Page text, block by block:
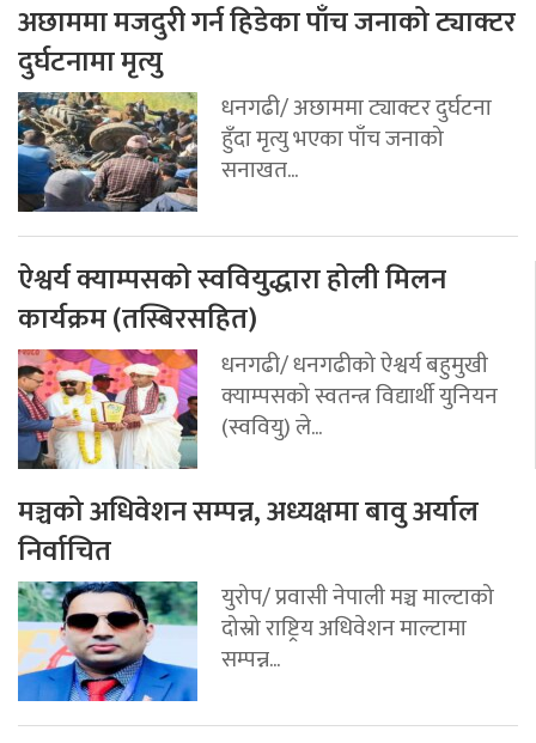
अछाममा मजदुरी गर्न हिडेका पाँच जनाको ट्याक्टर
दुर्घटनामा मृत्यु
धनगढी/ अछाममा ट्याक्टर दुर्घटना
हुँदा मृत्यु भएका पाँच जनाको
सनाखत...
ऐश्वर्य क्याम्पसको स्ववियुद्धारा होली मिलन
कार्यक्रम (तस्बिरसहित)
धनगढी/ धनगढीको ऐश्वर्य बहुमुखी
क्याम्पसको स्वतन्त्र विद्यार्थी युनियन
(स्ववियु) ले...
मञ्चको अधिवेशन सम्पन्न, अध्यक्षमा बावु अर्याल
निर्वाचित
युरोप/ प्रवासी नेपाली मञ्च माल्टाको
दोस्रो राष्ट्रिय अधिवेशन माल्टामा
सम्पन्न...